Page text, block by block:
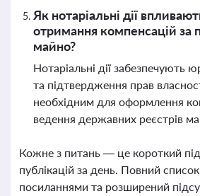
Як нотаріальні дії
отримання компенсацій
майно?
Нотаріальні дії забезпечують
та підтвердження прав
необхідним для оформлення
ведення державних реєстрів
Кожне з питань — це короткий
публікацій за день. Повний
посиланнями та розширений